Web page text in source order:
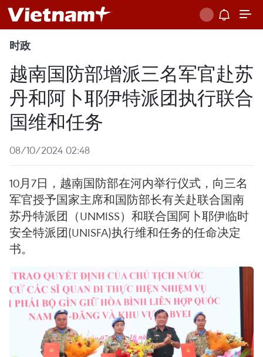
时政
越南国防部增派三名军官赴苏
丹和阿卜耶伊特派团执行联合
国维和任务
08/10/2024 02:48
10月7日，越南国防部在河内举行仪式，向三名
军官授予国家主席和国防部长有关赴联合国南
苏丹特派团（UNMISS）和联合国阿卜耶伊临时
安全特派团(UNISFA)执行维和任务的任命决定
书。